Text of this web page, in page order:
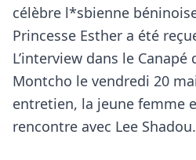
célèbre l*sbienne
Princesse Esther a été
L’interview dans le Canapé
Montcho le vendredi 20
entretien, la jeune femme
rencontre avec Lee Shadou.